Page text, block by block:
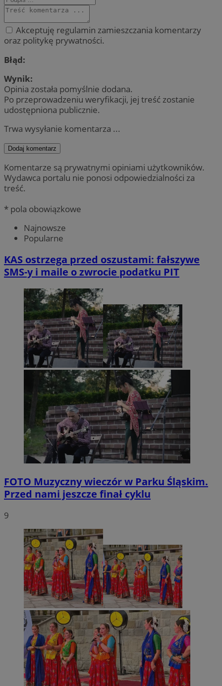
Akceptuję regulamin zamieszczania komentarzy
oraz politykę prywatności.
Błąd:
Wynik:
Opinia została pomyślnie dodana.
Po przeprowadzeniu weryfikacji, jej treść zostanie
udostępniona publicznie.
Trwa wysyłanie komentarza ...
Dodaj komentarz
Komentarze są prywatnymi opiniami użytkowników.
Wydawca portalu nie ponosi odpowiedzialności za
treść.
* pola obowiązkowe
Najnowsze
Popularne
KAS ostrzega przed oszustami: fałszywe
SMS-y i maile o zwrocie podatku PIT
FOTO Muzyczny wieczór w Parku Śląskim.
Przed nami jeszcze finał cyklu
9